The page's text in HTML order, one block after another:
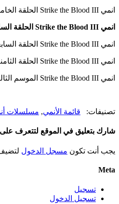
انمي Strike the Blood III الحلقة الخامسة 5
انمي Strike the Blood III الحلقة السادسة 6
انمي Strike the Blood III الحلقة السابعة 7
انمي Strike the Blood III الحلقة الثامنة 8
انمي Strike the Blood III الموسم الثالث مترجم
تصنيفات: قائمة الأنمي, مسلسلات
شارك بتعليق في الموقع لتتعرف
يجب أنت تكون مسجل الدخول
Meta
تسجيل
تسجيل الدخول